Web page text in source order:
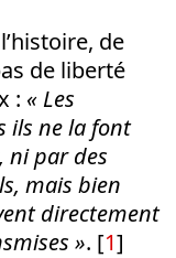
de
de liberté
: « Les
ils ne la font
ni par des
mais bien
directement
». [1]